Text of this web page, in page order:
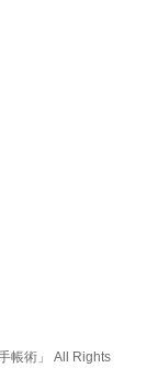
帳術」 All Rights